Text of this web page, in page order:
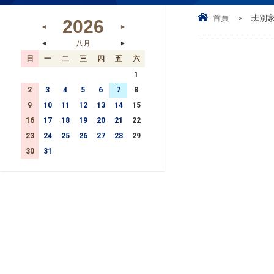
首頁 > 班別
◄ 2026 ►
◄ 八月 ►
日 一 二 三 四 五
六
1
2
3 4 5 6 7
8
9
10 11 12 13 14
15
16
17 18 19 20 21
22
23
24 25 26 27 28
29
30
31